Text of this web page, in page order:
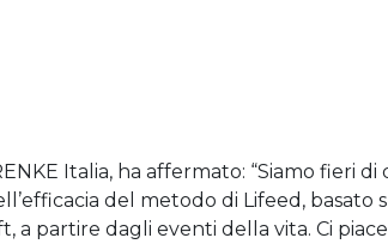
Italia, ha affermato: “Siamo fieri
del metodo di Lifeed, basato
a partire dagli eventi della vita. Ci